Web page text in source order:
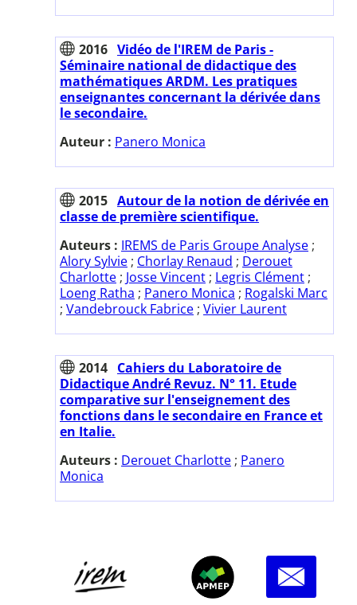
2016 Vidéo de l'IREM de Paris -
Séminaire national de didactique des
mathématiques ARDM. Les pratiques
enseignantes concernant la dérivée dans
le secondaire.
Auteur : Panero Monica
2015 Autour de la notion de dérivée en
classe de première scientifique.
Auteurs : IREMS de Paris Groupe Analyse ;
Alory Sylvie ; Chorlay Renaud ; Derouet
Charlotte ; Josse Vincent ; Legris Clément ;
Loeng Ratha ; Panero Monica ; Rogalski Marc
; Vandebrouck Fabrice ; Vivier Laurent
2014 Cahiers du Laboratoire de
Didactique André Revuz. N° 11. Etude
comparative sur l'enseignement des
fonctions dans le secondaire en France et
en Italie.
Auteurs : Derouet Charlotte ; Panero
Monica